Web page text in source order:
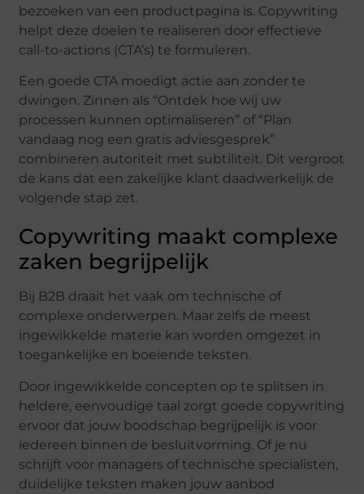
bezoeken van een productpagina is. Copywriting
helpt deze doelen te realiseren door effectieve
call-to-actions (CTA’s) te formuleren.
Een goede CTA moedigt actie aan zonder te
dwingen. Zinnen als “Ontdek hoe wij uw
processen kunnen optimaliseren” of “Plan
vandaag nog een gratis adviesgesprek”
combineren autoriteit met subtiliteit. Dit vergroot
de kans dat een zakelijke klant daadwerkelijk de
volgende stap zet.
Copywriting maakt complexe
zaken begrijpelijk
Bij B2B draait het vaak om technische of
complexe onderwerpen. Maar zelfs de meest
ingewikkelde materie kan worden omgezet in
toegankelijke en boeiende teksten.
Door ingewikkelde concepten op te splitsen in
heldere, eenvoudige taal zorgt goede copywriting
ervoor dat jouw boodschap begrijpelijk is voor
iedereen binnen de besluitvorming. Of je nu
schrijft voor managers of technische specialisten,
duidelijke teksten maken jouw aanbod